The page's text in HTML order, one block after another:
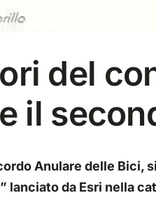
del
il
Anulare delle Bici,
da Esri nella